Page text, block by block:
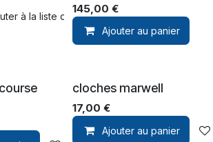
à la liste de souhaits
145,00 €
Ajouter au panier
cloches marwell
17,00 €
Ajouter au panier